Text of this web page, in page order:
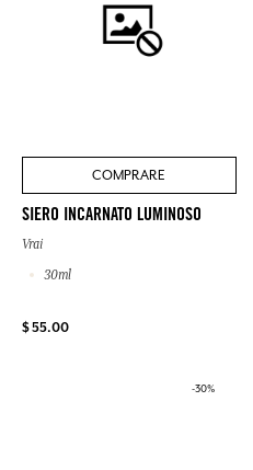
COMPRARE
SIERO INCARNATO LUMINOSO
Vrai
30ml
$ 55.00
-30%